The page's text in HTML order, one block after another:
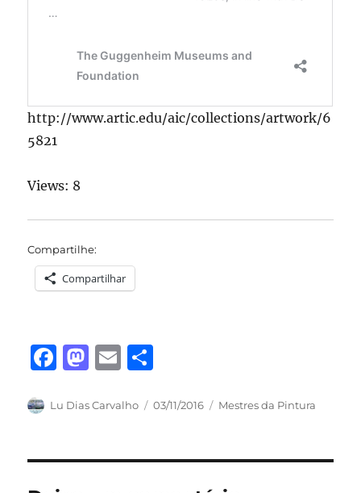
http://www.artic.edu/aic/collections/artwork/6
5821
Views: 8
Compartilhe:
Compartilhar
F
c
b
o
M
st
d
o
E
ai a
Autor
Lu Dias Carvalho
Publicado
03/11/2016 Categorias
Mestres da Pintura